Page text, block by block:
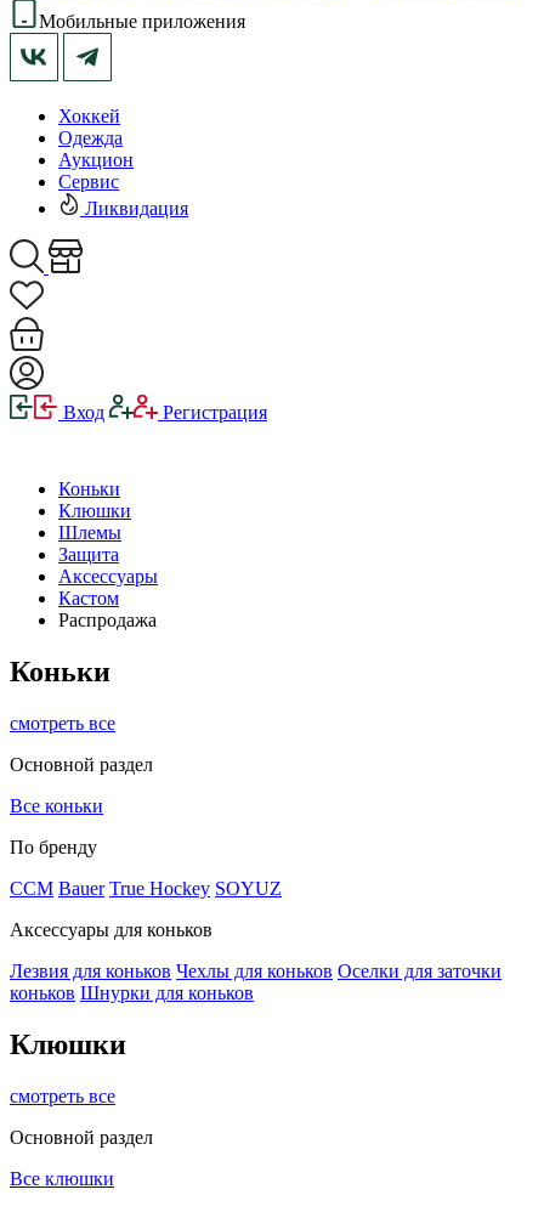
Мобильные приложения
Хоккей
Одежда
Аукцион
Сервис
Ликвидация
Вход Регистрация
Коньки
Клюшки
Шлемы
Защита
Аксессуары
Кастом
Распродажа
Коньки
смотреть все
Основной раздел
Все коньки
По бренду
ССМ Bauer True Hockey SOYUZ
Аксессуары для коньков
Лезвия для коньков Чехлы для коньков Оселки для заточки
коньков Шнурки для коньков
Клюшки
смотреть все
Основной раздел
Все клюшки